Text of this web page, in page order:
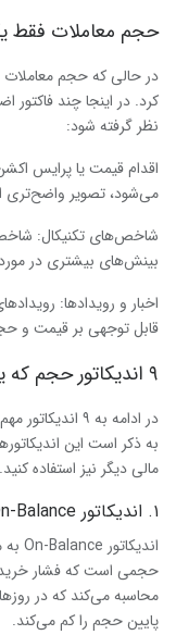
حجم معاملات فقط
در حالی که حجم معاملات
کرد. در اینجا چند فاکتور
نظر گرفته شود:
اقدام قیمت یا پرایس
می‌شود، تصویر واضح‌تری
بینش‌های بیشتری در
اخبار و رویدادها:
قابل توجهی بر قیمت و
۹ اندیکاتور حجم که یک تریدر باید بداند
در ادامه به ۹
به ذکر است این
مالی دیگر نیز استفاده کنید.
۱. اندیکاتور On-Balance
حجمی است که فشار
محاسبه می‌کند که در
پایین حجم را کم می‌کند.